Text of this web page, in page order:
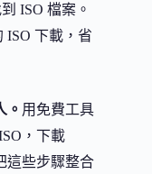
ISO 檔案。
ISO 下載，省
。 用免費工具
，下載
這些步驟整合